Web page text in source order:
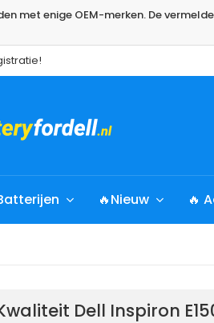
met enige OEM-merken. De
🔥Nieuw 🔥
Dell Inspiron